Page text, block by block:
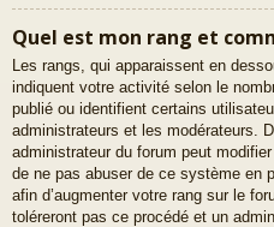
Quel est mon rang et
Les rangs, qui apparaissent en
indiquent votre activité selon le
publié ou identifient certains
administrateurs et les modérateurs.
administrateur du forum peut
de ne pas abuser de ce système en
afin d’augmenter votre rang sur le
toléreront pas ce procédé et un